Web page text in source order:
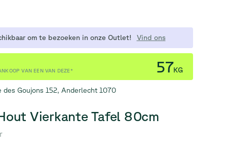
om te bezoeken in onze Outlet! Vind ons
VAN EEN VAN DEZE*
57KG
des Goujons 152, Anderlecht 1070
Vierkante Tafel 80cm